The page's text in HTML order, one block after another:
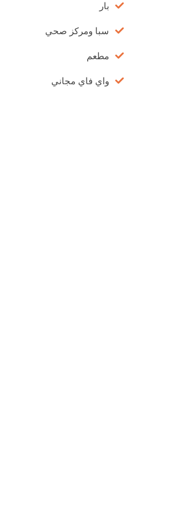
بار
سبا ومركز صحي
مطعم
واي فاي مجاني